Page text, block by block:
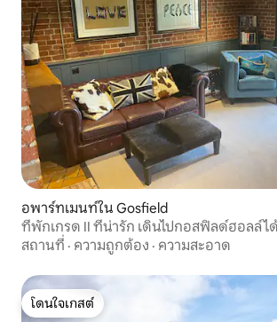
อพาร์ทเมนท์ใน Gosfield
ที่พักเกรด II ที่น่ารัก เดินไปกอสฟิลด์ฮอลล์ได้
สถานที่ · ความถูกต้อง · ความสะอาด
โดนใจเกสต์
โดนใจเกสต์